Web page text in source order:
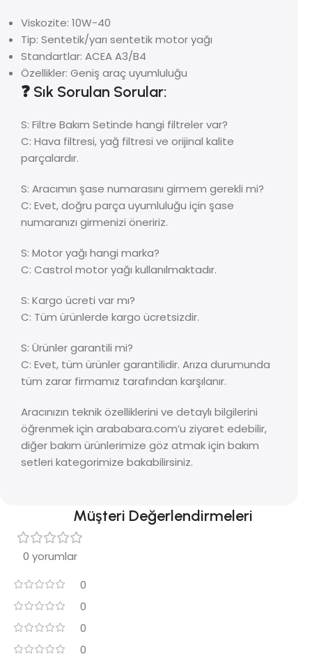
Viskozite: 10W-40
Tip: Sentetik/yarı sentetik motor yağı
Standartlar: ACEA A3/B4
Özellikler: Geniş araç uyumluluğu
❓ Sık Sorulan Sorular:
S: Filtre Bakım Setinde hangi filtreler var?
C: Hava filtresi, yağ filtresi ve orijinal kalite
parçalardır.
S: Aracımın şase numarasını girmem gerekli mi?
C: Evet, doğru parça uyumluluğu için şase
numaranızı girmenizi öneririz.
S: Motor yağı hangi marka?
C: Castrol motor yağı kullanılmaktadır.
S: Kargo ücreti var mı?
C: Tüm ürünlerde kargo ücretsizdir.
S: Ürünler garantili mi?
C: Evet, tüm ürünler garantilidir. Arıza durumunda
tüm zarar firmamız tarafından karşılanır.
Aracınızın teknik özelliklerini ve detaylı bilgilerini
öğrenmek için arababara.com’u ziyaret edebilir,
diğer bakım ürünlerimize göz atmak için bakım
setleri kategorimize bakabilirsiniz.
Müşteri Değerlendirmeleri
0 yorumlar
0
0
0
0